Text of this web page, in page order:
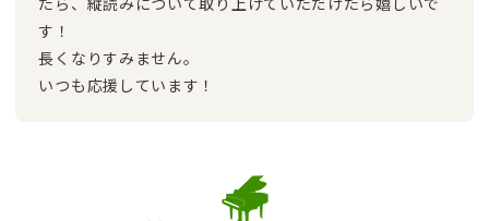
す！
長くなりすみません。
いつも応援しています！